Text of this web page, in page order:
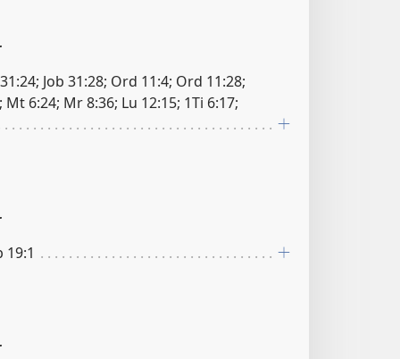
Job 31:28; Ord 11:4; Ord 11:28;
6:24; Mr 8:36; Lu 12:15; 1Ti 6:17;
19:1